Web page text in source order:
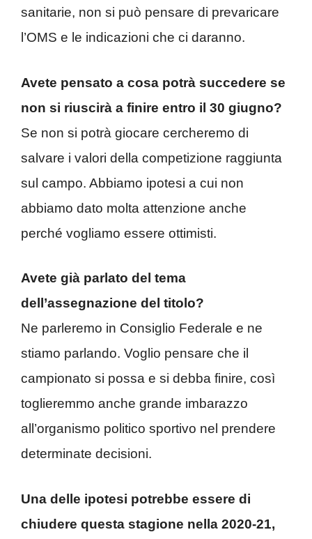
sanitarie, non si può pensare di prevaricare
l’OMS e le indicazioni che ci daranno.
Avete pensato a cosa potrà succedere se
non si riuscirà a finire entro il 30 giugno?
Se non si potrà giocare cercheremo di
salvare i valori della competizione raggiunta
sul campo. Abbiamo ipotesi a cui non
abbiamo dato molta attenzione anche
perché vogliamo essere ottimisti.
Avete già parlato del tema
dell’assegnazione del titolo?
Ne parleremo in Consiglio Federale e ne
stiamo parlando. Voglio pensare che il
campionato si possa e si debba finire, così
toglieremmo anche grande imbarazzo
all’organismo politico sportivo nel prendere
determinate decisioni.
Una delle ipotesi potrebbe essere di
chiudere questa stagione nella 2020-21,